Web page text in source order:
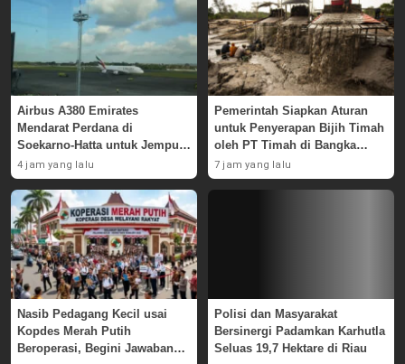
Airbus A380 Emirates
Mendarat Perdana di
Soekarno-Hatta untuk Jemput
Skuad AC Milan
4 jam yang lalu
Pemerintah Siapkan Aturan
untuk Penyerapan Bijih Timah
oleh PT Timah di Bangka
Belitung
7 jam yang lalu
Nasib Pedagang Kecil usai
Kopdes Merah Putih
Beroperasi, Begini Jawaban
Polisi dan Masyarakat
Bersinergi Padamkan Karhutla
Seluas 19,7 Hektare di Riau